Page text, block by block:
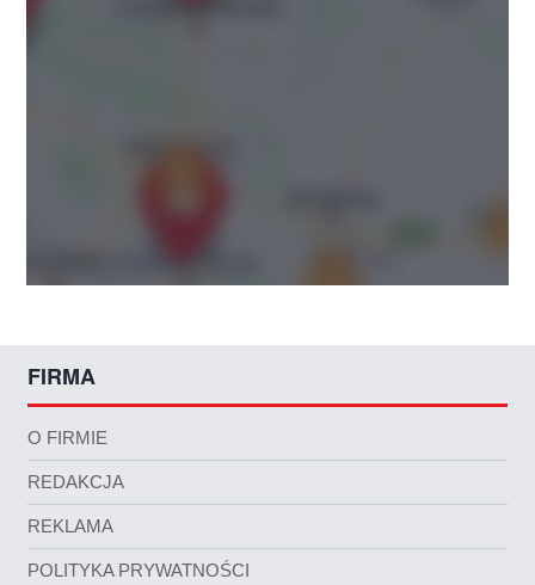
FIRMA
O FIRMIE
REDAKCJA
REKLAMA
POLITYKA PRYWATNOŚCI